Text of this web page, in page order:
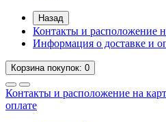
Назад
Контакты и расположение
Информация о доставке и
Корзинапокупок: 0
Контакты и расположение на
оплате